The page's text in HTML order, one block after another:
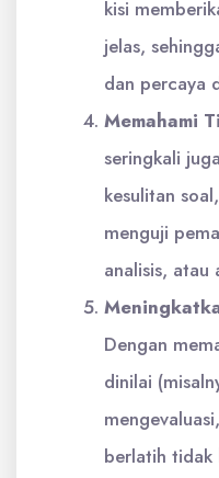
kisi
jelas,
dan percaya
Memahami
seringkali
kesulitan
menguji
analisis, atau
Dengan
dinilai
berlatih tidak